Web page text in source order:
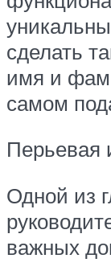
сделать
имя и
самом
Перьевая
Одной из
важных